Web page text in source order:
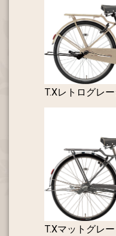
T.Xレトログレ
T.Xマットグレ